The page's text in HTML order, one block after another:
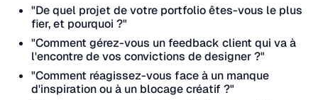
"De quel projet de votre portfolio êtes-vous le plus
fier, et pourquoi ?"
"Comment gérez-vous un feedback client qui va à
l'encontre de vos convictions de designer ?"
"Comment réagissez-vous face à un manque
d'inspiration ou à un blocage créatif ?"